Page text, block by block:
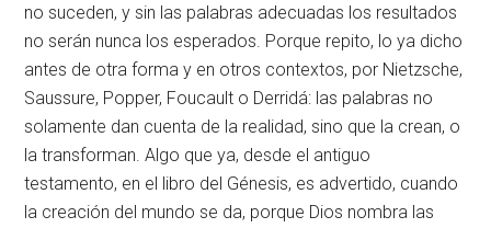
no suceden, y sin las palabras adecuadas los resultados
no serán nunca los esperados. Porque repito, lo ya dicho
antes de otra forma y en otros contextos, por Nietzsche,
Saussure, Popper, Foucault o Derridá: las palabras no
solamente dan cuenta de la realidad, sino que la crean, o
la transforman. Algo que ya, desde el antiguo
testamento, en el libro del Génesis, es advertido, cuando
la creación del mundo se da, porque Dios nombra las